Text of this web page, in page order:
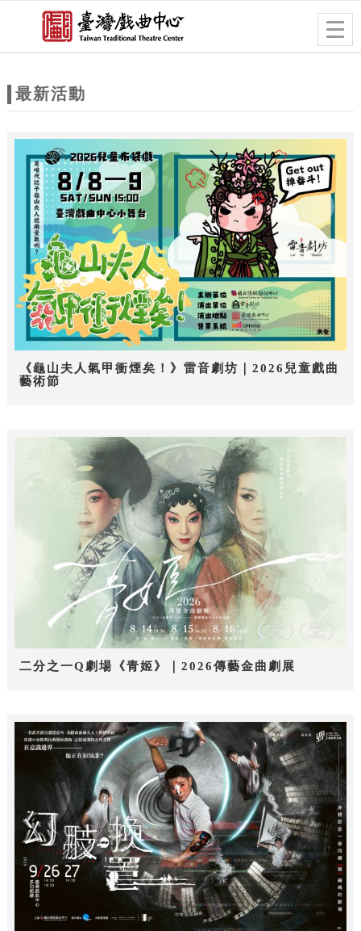
站
題
跳到主要內容
網站導覽
最新活動
《龜山夫人氣甲衝煙矣！》雷音劇坊｜2026兒童戲曲
藝術節
二分之一Q劇場《青姬》｜2026傳藝金曲劇展